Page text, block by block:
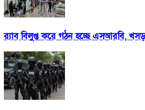
র‍্যাব বিলুপ্ত করে গঠন হচ্ছে এসআরবি,